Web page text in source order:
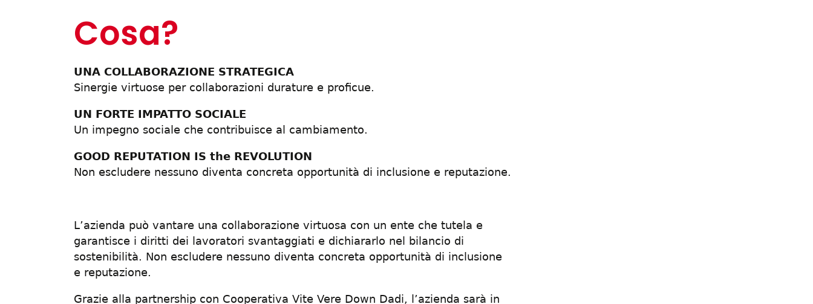
Cosa?
UNA COLLABORAZIONE STRATEGICA
Sinergie virtuose per collaborazioni durature e proficue.
UN FORTE IMPATTO SOCIALE
Un impegno sociale che contribuisce al cambiamento.
GOOD REPUTATION IS the REVOLUTION
Non escludere nessuno diventa concreta opportunità di inclusione e reputazione.
L’azienda può vantare una collaborazione virtuosa con un ente che tutela e
garantisce i diritti dei lavoratori svantaggiati e dichiararlo nel bilancio di
sostenibilità. Non escludere nessuno diventa concreta opportunità di inclusione
e reputazione.
Grazie alla partnership con Cooperativa Vite Vere Down Dadi, l’azienda sarà in